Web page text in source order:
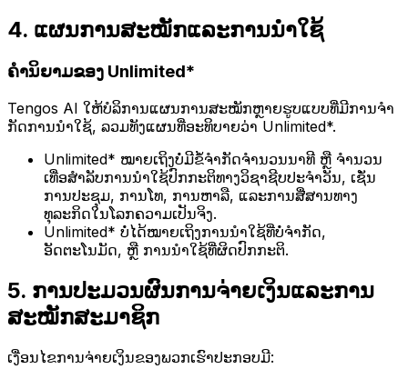
4. ແຜນການສະໝັກແລະການນໍາໃຊ້
ຄໍານິຍາມຂອງ Unlimited*
Tengos AI ໃຫ້ບໍລິການແຜນການສະໝັກຫຼາຍຮູບແບບທີ່ມີການຈໍາ
ກັດການນໍາໃຊ້, ລວມທັງແຜນທີ່ອະທິບາຍວ່າ Unlimited*.
Unlimited* ໝາຍເຖິງບໍ່ມີຂໍ້ຈໍາກັດຈໍານວນນາທີ ຫຼື ຈໍານວນ
ເທື່ອສໍາລັບການນໍາໃຊ້ປົກກະຕິທາງວິຊາຊີບປະຈໍາວັນ, ເຊັ່ນ
ການປະຊຸມ, ການໂທ, ການຫາລື, ແລະການສື່ສານທາງ
ທຸລະກິດໃນໂລກຄວາມເປັນຈິງ.
Unlimited* ບໍ່ໄດ້ໝາຍເຖິງການນໍາໃຊ້ທີ່ບໍ່ຈໍາກັດ,
ອັດຕະໂນມັດ, ຫຼື ການນໍາໃຊ້ທີ່ຜິດປົກກະຕິ.
5. ການປະມວນຜົນການຈ່າຍເງິນແລະການ
ສະໝັກສະມາຊິກ
ເງື່ອນໄຂການຈ່າຍເງິນຂອງພວກເຮົາປະກອບມີ: